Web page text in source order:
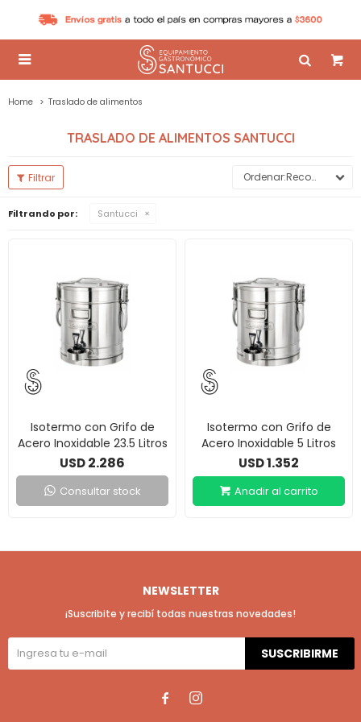

Home Traslado de alimentos
TRASLADO DE ALIMENTOS SANTUCCI
Recomendados
Filtrando por: Santucci
Isotermo con Grifo de
Acero Inoxidable 23.5 Litros
USD2.286
Consultar stock
Isotermo con Grifo de
Acero Inoxidable 5 Litros
USD1.352
NEWSLETTER
¡Suscribite y recibí todas nuestras novedades!
SUSCRIBIRME
 